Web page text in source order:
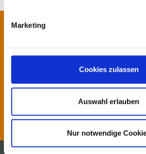
Marketing
Cookies zulassen
Auswahl erlauben
Nur notwendige
Our specialists will be
advise you.
Contact